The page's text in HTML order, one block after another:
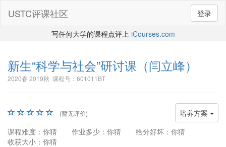
登录
USTC评课社区
写任何大学的课程点评上 iCourses.com
新生“科学与社会”研讨课 （闫立峰）
2020春 2019秋 课程号：601011BT
培养方案
(暂无评价)
课程难度：你猜 作业多少：你猜
给分好坏：你猜
收获大小：你猜